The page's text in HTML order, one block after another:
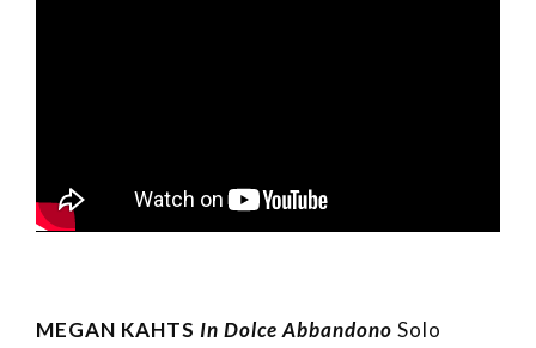
MEGAN KAHTS In Dolce Abbandono Solo